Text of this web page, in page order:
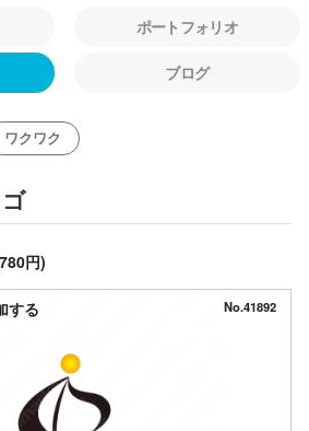
ポートフォリオ
ブログ
ワクワク
円)
する No.41892